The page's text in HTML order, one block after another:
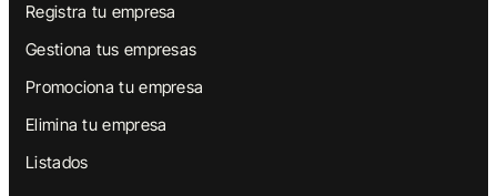
Registra tu empresa
Gestiona tus empresas
Promociona tu empresa
Elimina tu empresa
Listados